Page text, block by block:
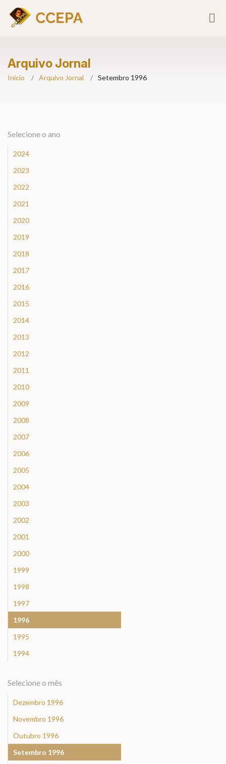
Arquivo Jornal
Início Arquivo Jornal Setembro 1996
Selecione o ano
2024
2023
2022
2021
2020
2019
2018
2017
2016
2015
2014
2013
2012
2011
2010
2009
2008
2007
2006
2005
2004
2003
2002
2001
2000
1999
1998
1997
1996
1995
1994
Selecione o mês
Dezembro 1996
Novembro 1996
Outubro 1996
Setembro 1996